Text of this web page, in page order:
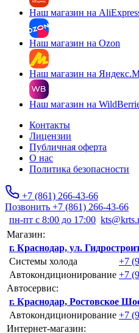
Наш магазин на
Наш магазин на Ozon
Наш магазин на
Наш магазин на
Контакты
Лицензии
Публичная оферта
О нас
Политика безопасности
+7 (861) 266-43-66
Позвонить +7 (861) 266-43-66
пн-пт с 8:00 до 17:00
Магазин:
г. Краснодар, ул.
Системы холода
+7
Автокондиционирование +7
Автосервис:
г. Краснодар, Ростовское
Автокондиционирование +7
Интернет-магазин: